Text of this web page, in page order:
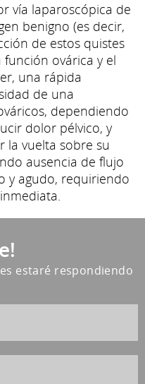
vía laparoscópica de
benigno (es decir,
de estos quistes
ovárica y el
una rápida
de una
dependiendo
dolor pélvico, y
la vuelta sobre su
ausencia de flujo
y agudo, requiriendo
estaré respondiendo